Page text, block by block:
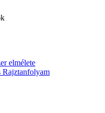
elmélete
Rajztanfolyam